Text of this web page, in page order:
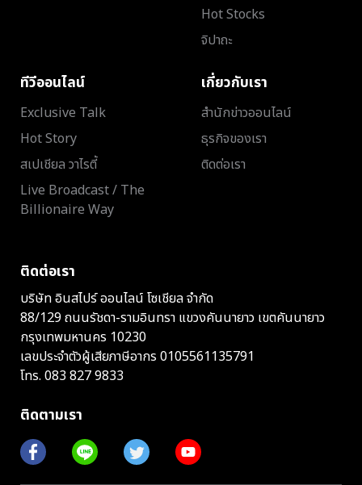
Hot Stocks
จิปาถะ
ทีวีออนไลน์
Exclusive Talk
Hot Story
สเปเชียล วาไรตี้
Live Broadcast / The
Billionaire Way
เกี่ยวกับเรา
สำนักข่าวออนไลน์
ธุรกิจของเรา
ติดต่อเรา
ติดต่อเรา
บริษัท อินสไปร์ ออนไลน์ โซเชียล จำกัด
88/129 ถนนรัชดา-รามอินทรา แขวงคันนายาว เขตคันนายาว
กรุงเทพมหานคร 10230
เลขประจำตัวผู้เสียภาษีอากร 0105561135791
โทร. 083 827 9833
ติดตามเรา